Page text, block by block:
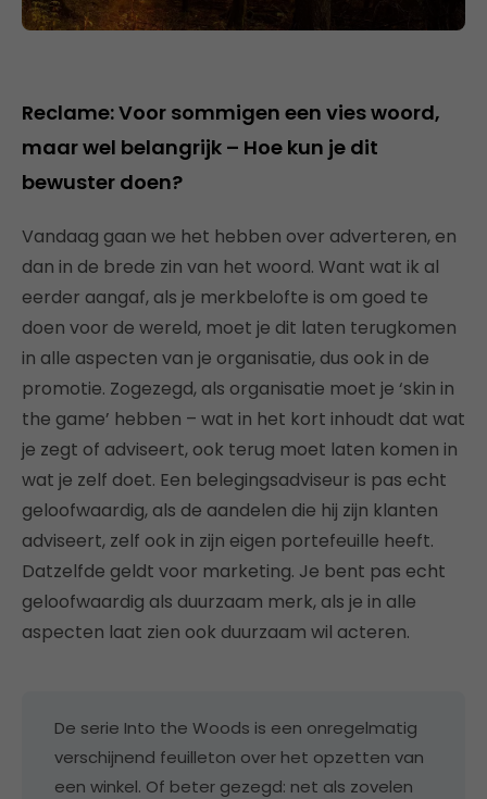
Reclame: Voor sommigen een vies woord,
maar wel belangrijk – Hoe kun je dit
bewuster doen?
Vandaag gaan we het hebben over adverteren, en
dan in de brede zin van het woord. Want wat ik al
eerder aangaf, als je merkbelofte is om goed te
doen voor de wereld, moet je dit laten terugkomen
in alle aspecten van je organisatie, dus ook in de
promotie. Zogezegd, als organisatie moet je ‘skin in
the game’ hebben – wat in het kort inhoudt dat wat
je zegt of adviseert, ook terug moet laten komen in
wat je zelf doet. Een belegingsadviseur is pas echt
geloofwaardig, als de aandelen die hij zijn klanten
adviseert, zelf ook in zijn eigen portefeuille heeft.
Datzelfde geldt voor marketing. Je bent pas echt
geloofwaardig als duurzaam merk, als je in alle
aspecten laat zien ook duurzaam wil acteren.
De serie Into the Woods is een onregelmatig
verschijnend feuilleton over het opzetten van
een winkel. Of beter gezegd: net als zovelen